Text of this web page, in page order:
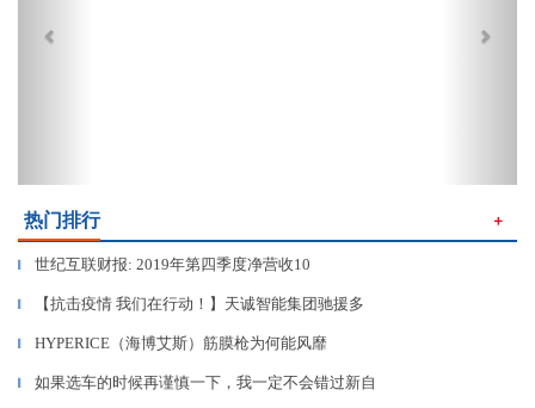
热门排行 ＋
▎ 世纪互联财报: 2019年第四季度净营收10
▎ 【抗击疫情 我们在行动！】天诚智能集团驰援多
▎ HYPERICE（海博艾斯）筋膜枪为何能风靡
▎ 如果选车的时候再谨慎一下，我一定不会错过新自